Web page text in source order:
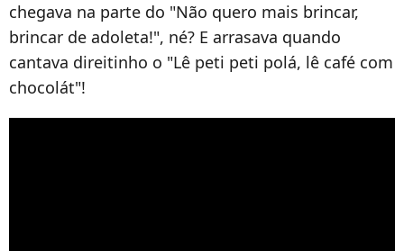
chegava na parte do "Não quero mais brincar,
brincar de adoleta!", né? E arrasava quando
cantava direitinho o "Lê peti peti polá, lê café com
chocolát"!